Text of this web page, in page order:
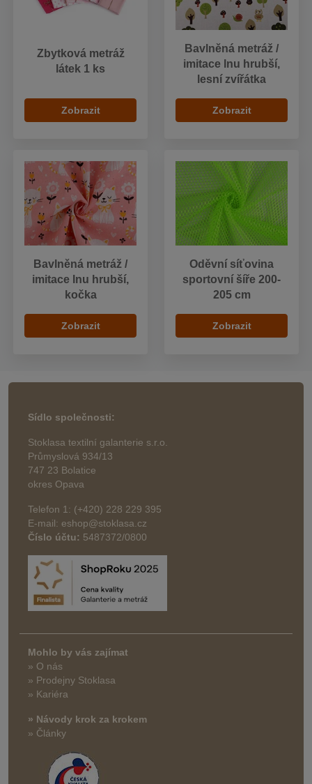
Zbytková metráž
látek 1 ks
Zobrazit
Bavlněná metráž /
imitace lnu hrubší,
lesní zvířátka
Zobrazit
Bavlněná metráž /
imitace lnu hrubší,
kočka
Zobrazit
Oděvní síťovina
sportovní šíře 200-
205 cm
Zobrazit
Sídlo společnosti:
Stoklasa textilní galanterie s.r.o.
Průmyslová 934/13
747 23 Bolatice
okres Opava
Telefon 1: (+420) 228 229 395
E-mail: eshop@stoklasa.cz
Číslo účtu: 5487372/0800
Mohlo by vás zajímat
» O nás
» Prodejny Stoklasa
» Kariéra
» Návody krok za krokem
» Články